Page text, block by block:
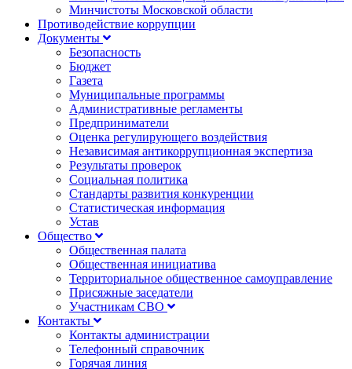
Минчистоты Московской области
Противодействие коррупции
Документы
Безопасность
Бюджет
Газета
Муниципальные программы
Административные регламенты
Предприниматели
Оценка регулирующего воздействия
Независимая антикоррупционная экспертиза
Результаты проверок
Социальная политика
Стандарты развития конкуренции
Статистическая информация
Устав
Общество
Общественная палата
Общественная инициатива
Территориальное общественное самоуправление
Присяжные заседатели
Участникам СВО
Контакты
Контакты администрации
Телефонный справочник
Горячая линия